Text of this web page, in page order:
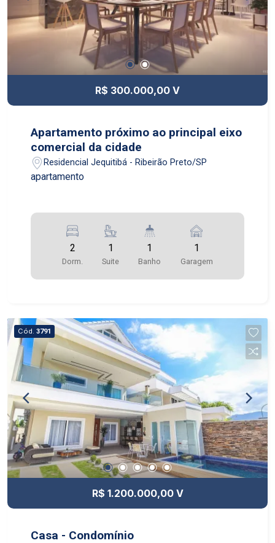
convidativa, com espaço para sofá, poltronas e
outros móveis. A casa também conta com uma
garagem coberta, que oferece segurança e
praticidade para os moradores. O terreno é amplo
e oferece espaço para lazer e convivência em
família, com jardim, área de churrasqueira e
outros espaços para relaxar e aproveitar o tempo
dos bairros mais valorizados de Pradópolis/SP.
Entre em contato conosco e agende uma visita
para conhecer essa casa incrível!
R$ 300.000,00 V
Apartamento próximo ao principal eixo
comercial da cidade
Residencial Jequitibá - Ribeirão Preto/SP
apartamento
2
Dorm.
1
Suite
1
Banho
1
Garagem
Cód. 3791
R$ 1.200.000,00 V
Casa - Condomínio